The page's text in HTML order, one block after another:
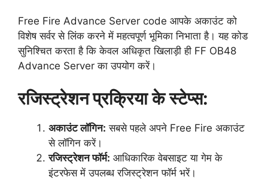
Free Fire Advance Server code आपके अकाउंट को
विशेष सर्वर से लिंक करने में महत्वपूर्ण भूमिका निभाता है। यह कोड
सुनिश्चित करता है कि केवल अधिकृत खिलाड़ी ही FF OB48
Advance Server का उपयोग करें।
रजिस्ट्रेशन प्रक्रिया के स्टेप्स:
अकाउंट लॉगिन: सबसे पहले अपने Free Fire अकाउंट
से लॉगिन करें।
रजिस्ट्रेशन फॉर्म: आधिकारिक वेबसाइट या गेम के
इंटरफेस में उपलब्ध रजिस्ट्रेशन फॉर्म भरें।